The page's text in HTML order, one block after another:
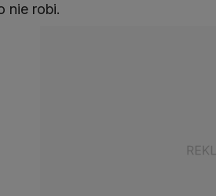
nie robi.